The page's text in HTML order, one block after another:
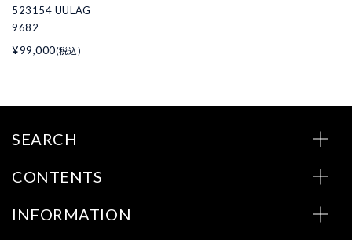
523154 UULAG
9682
¥99,000(税込)
SEARCH
CONTENTS
INFORMATION